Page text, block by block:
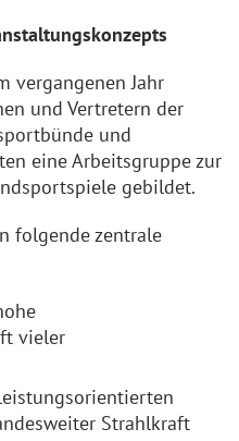
vergangenen Jahr
und Vertretern der
und
eine Arbeitsgruppe zur
gebildet.
folgende zentrale
vieler
Strahlkraft